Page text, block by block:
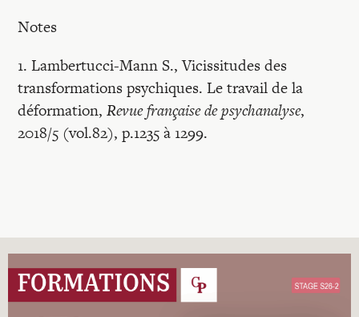
Notes
1. Lambertucci-Mann S., Vicissitudes des
transformations psychiques. Le travail de la
déformation,Revue française de psychanalyse,
2018/5 (vol.82), p.1235 à 1299.